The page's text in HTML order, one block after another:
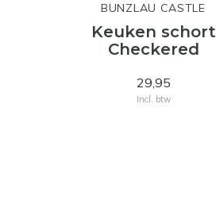
BUNZLAU CASTLE
Keuken schort
Checkered
29,95
Incl. btw